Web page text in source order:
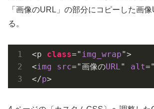
「画像のURL」の部分にコピーした画
る。
<p class=" img_wrap">
<img src="画像のURL " alt
</p>